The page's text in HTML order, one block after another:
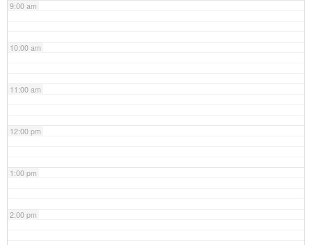
9:00 am
10:00 am
11:00 am
12:00 pm
1:00 pm
2:00 pm